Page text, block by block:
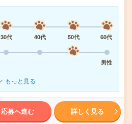
30代 40代 50代
60代
男性
もっと見る
応募へ進む 詳しく見る